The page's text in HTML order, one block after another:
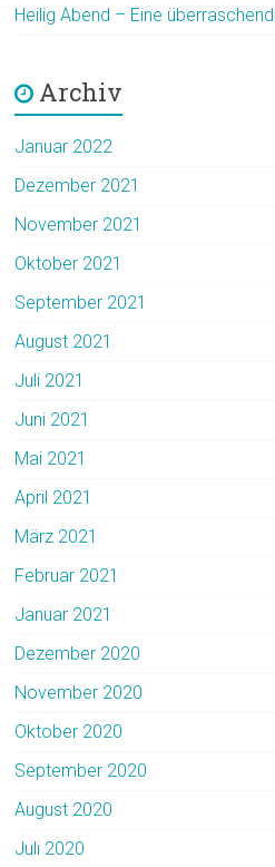
Heilig Abend – Eine
Archiv
Januar 2022
Dezember 2021
November 2021
Oktober 2021
September 2021
August 2021
Juli 2021
Juni 2021
Mai 2021
April 2021
März 2021
Februar 2021
Januar 2021
Dezember 2020
November 2020
Oktober 2020
September 2020
August 2020
Juli 2020